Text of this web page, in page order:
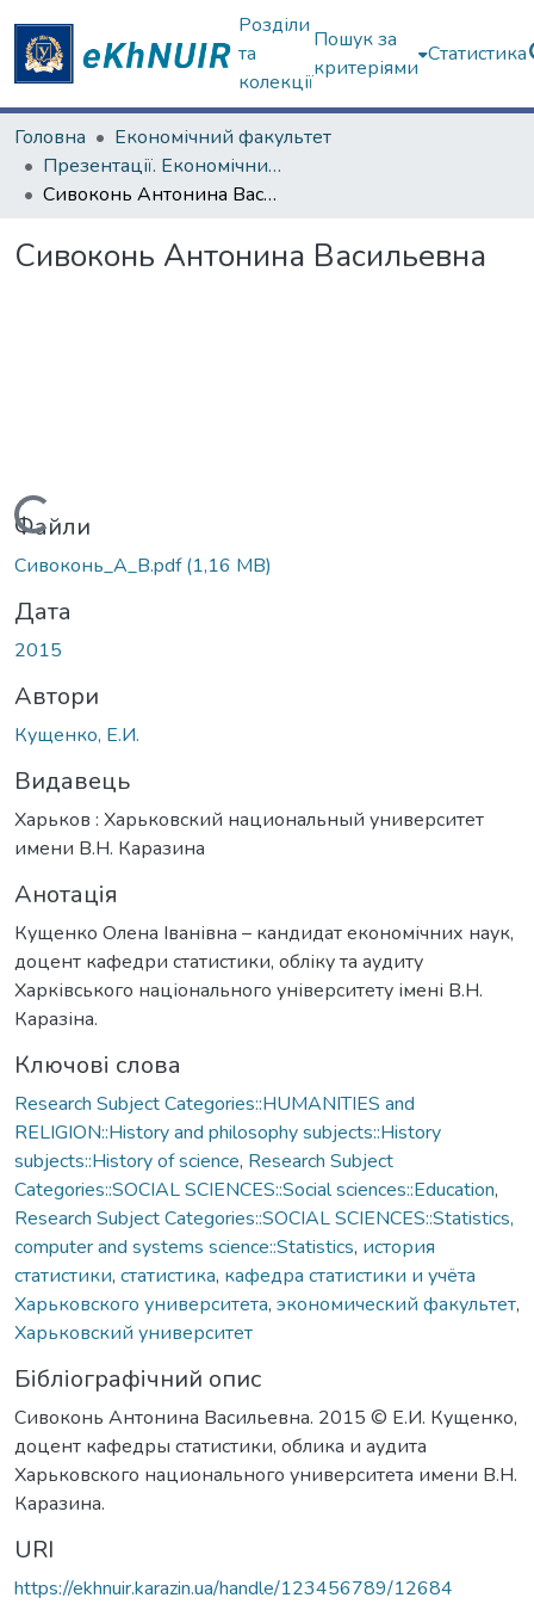
Розділи
та
колекції
Пошук за
критеріями
Статистика
Головна
Економічний факультет
Презентації. Економічний факультет
Сивоконь Антонина Васильевна
Сивоконь Антонина Васильевна
Вантажиться...
Файли
Сивоконь_А_В.pdf(1,16 MB)
Дата
2015
Автори
Кущенко, Е.И.
Видавець
Харьков : Харьковский национальный университет
имени В.Н. Каразина
Анотація
Кущенко Олена Іванівна – кандидат економічних наук,
доцент кафедри статистики, обліку та аудиту
Харківського національного університету імені В.Н.
Каразіна.
Ключові слова
Research Subject Categories::HUMANITIES and
RELIGION::History and philosophy subjects::History
subjects::History of science, Research Subject
Categories::SOCIAL SCIENCES::Social sciences::Education,
Research Subject Categories::SOCIAL SCIENCES::Statistics,
computer and systems science::Statistics, история
статистики, статистика, кафедра статистики и учёта
Харьковского университета, экономический факультет,
Харьковский университет
Бібліографічний опис
Сивоконь Антонина Васильевна. 2015 © Е.И. Кущенко,
доцент кафедры статистики, облика и аудита
Харьковского национального университета имени В.Н.
Каразина.
URI
https://ekhnuir.karazin.ua/handle/123456789/12684